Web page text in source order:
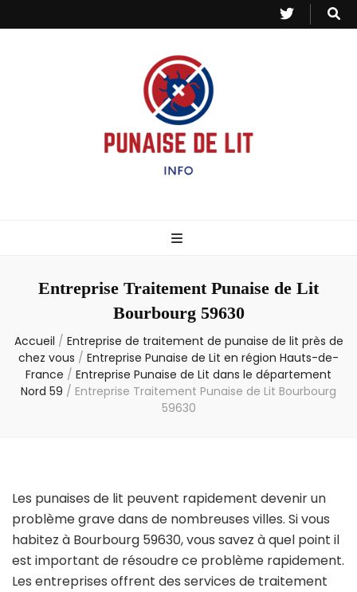
– Info
Entreprise Traitement Punaise de Lit
Bourbourg 59630
Accueil / Entreprise de traitement de punaise de lit près de
chez vous / Entreprise Punaise de Lit en région Hauts-de-
France / Entreprise Punaise de Lit dans le département
Nord 59 / Entreprise Traitement Punaise de Lit Bourbourg
59630
Les punaises de lit peuvent rapidement devenir un
problème grave dans de nombreuses villes. Si vous
habitez à Bourbourg 59630, vous savez à quel point il
est important de résoudre ce problème rapidement.
Les entreprises offrent des services de traitement